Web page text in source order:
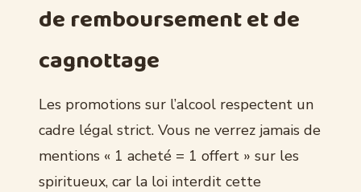
de remboursement et de
cagnottage
Les promotions sur l’alcool respectent un
cadre légal strict. Vous ne verrez jamais de
mentions « 1 acheté = 1 offert » sur les
spiritueux, car la loi interdit cette